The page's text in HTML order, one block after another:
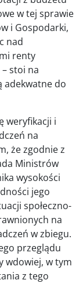
w tej sprawie
i Gospodarki,
nad
renty
stoi na
adekwatne do
weryfikacji i
na
że zgodnie z
Ministrów
wysokości
jego
społeczno-
na
w zbiegu.
przeglądu
wdowiej, w tym
z tego